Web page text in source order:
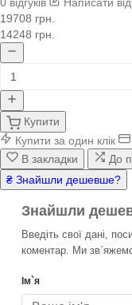
0 відгуків
Написати
19708 грн.
14248 грн.
Купити
Купити за один клік
В закладки
До
₴ Знайшли дешевше?
Знайшли
Введіть свої дані,
коментар. Ми
Ім`я